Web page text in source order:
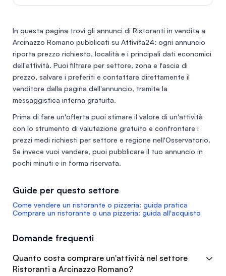
In questa pagina trovi gli annunci di Ristoranti in vendita a
Arcinazzo Romano pubblicati su Attivita24: ogni annuncio
riporta prezzo richiesto, località e i principali dati economici
dell'attività. Puoi filtrare per settore, zona e fascia di
prezzo, salvare i preferiti e contattare direttamente il
venditore dalla pagina dell'annuncio, tramite la
messaggistica interna gratuita.
Prima di fare un'offerta puoi stimare il valore di un'attività
con lo strumento di valutazione gratuito e confrontare i
prezzi medi richiesti per settore e regione nell'Osservatorio.
Se invece vuoi vendere, puoi pubblicare il tuo annuncio in
pochi minuti e in forma riservata.
Guide per questo settore
Come vendere un ristorante o pizzeria: guida pratica
Comprare un ristorante o una pizzeria: guida all'acquisto
Domande frequenti
Quanto costa comprare un'attività nel settore
Ristoranti a Arcinazzo Romano?